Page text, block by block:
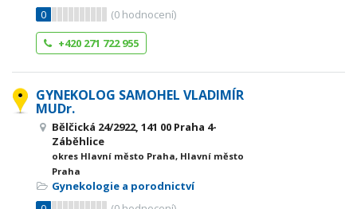
0
(0 hodnocení)
+420 271 722 955
GYNEKOLOG SAMOHEL VLADIMÍR
MUDr.
Bělčická 24/2922, 141 00 Praha 4-
Záběhlice
okres Hlavní město Praha, Hlavní město
Praha
Gynekologie a porodnictví